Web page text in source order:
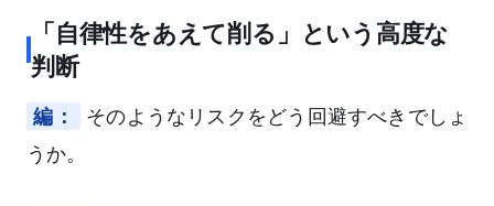
「自律性をあえて削る」という高度な
判断
編：
そのようなリスクをどう回避すべきでしょ
うか。